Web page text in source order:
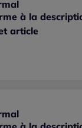
à la
article